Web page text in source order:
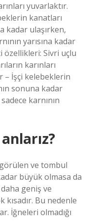
yuvarlaktır.
kanatları
kadar ulaşırken,
yarısına kadar
özellikleri: Sivri uçlu
karınları
– İşçi kelebeklerin
sonuna kadar
karnının
ve tombul
büyük olmasa da
geniş ve
kısadır. Bu nedenle
İğneleri olmadığı